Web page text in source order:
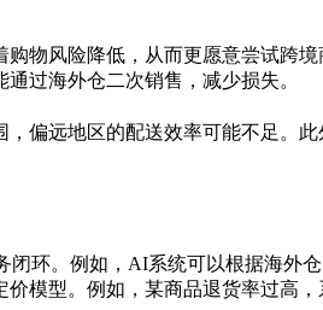
购物风险降低，从而更愿意尝试跨
过海外仓二次销售，减少损失。
偏远地区的配送效率可能不足。
闭环。例如，AI系统可以根据海
模型。例如，某商品退货率过高